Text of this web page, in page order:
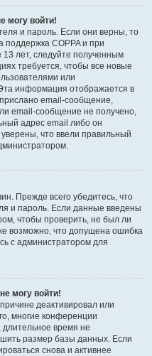
могу войти!
и пароль. Если они верны, то
поддержка COPPA и при
13 лет, следуйте полученным
требуется, чтобы все новые
или
информация отображается в
email-сообщение,
email-сообщение не получено,
адрес email либо он
что ввели правильный
Прежде всего убедитесь, что
и пароль. Если данные введены
чтобы проверить, не был ли
возможно, что допущена ошибка
с администратором для
могу войти!
деактивировал или
многие конференции
длительное время не
размер базы данных. Если
снова и активнее